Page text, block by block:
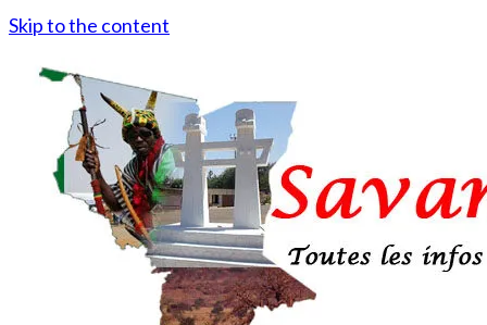
Skip to the content